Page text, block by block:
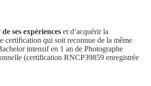
ses expériences et d’acquérir la
certification qui soit reconnue de la même
intensif en 1 an de Photographe
(certification RNCP39859 enregistrée